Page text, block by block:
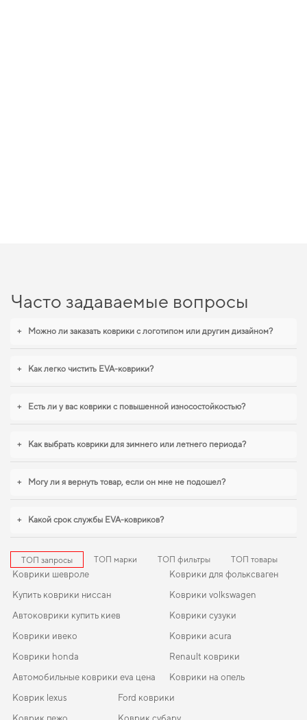
Часто задаваемые вопросы
+ Можно ли заказать коврики с логотипом или другим дизайном?
+ Как легко чистить EVA-коврики?
+ Есть ли у вас коврики с повышенной износостойкостью?
+ Как выбрать коврики для зимнего или летнего периода?
+ Могу ли я вернуть товар, если он мне не подошел?
+ Какой срок службы EVA-ковриков?
ТОП запросы ТОП марки ТОП фильтры ТОП товары
Коврики шевроле
Купить коврики ниссан
Автоковрики купить киев
Коврики ивеко
Коврики honda
Автомобильные коврики eva цена
Коврики для фольксваген
Коврики volkswagen
Коврики сузуки
Коврики acura
Renault коврики
Коврики на опель
Коврик lexus
Ford коврики